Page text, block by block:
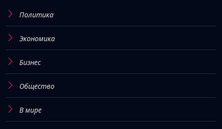
Политика
Экономика
Бизнес
Общество
В мире